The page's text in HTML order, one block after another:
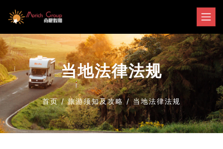
当地法律法规
首页/旅游须知及攻略/当地法律法规